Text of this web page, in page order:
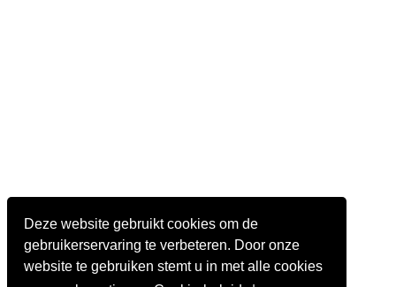
Deze website gebruikt cookies om de
gebruikerservaring te verbeteren. Door onze
website te gebruiken stemt u in met alle cookies